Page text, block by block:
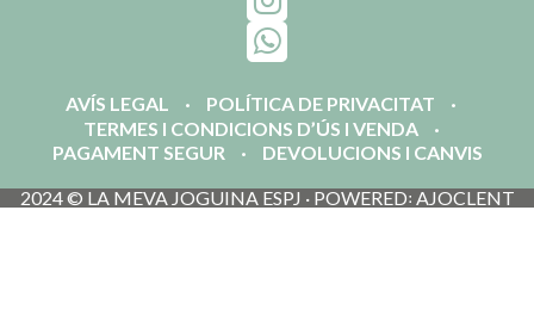
AVÍS LEGAL
POLÍTICA DE PRIVACITAT
TERMES I CONDICIONS D’ÚS I VENDA
PAGAMENT SEGUR
DEVOLUCIONS I CANVIS
2024 © LA MEVA JOGUINA ESPJ · POWERED꞉ AJOCLENT